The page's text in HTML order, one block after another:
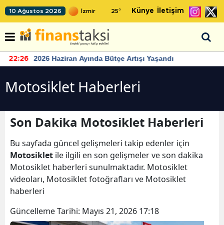
10 Ağustos 2026 25° Künye İletişim
22:26 2026 Haziran Ayında Bütçe Artışı Yaşandı
Motosiklet Haberleri
Son Dakika Motosiklet Haberleri
Bu sayfada güncel gelişmeleri takip edenler için
Motosiklet ile ilgili en son gelişmeler ve son dakika
Motosiklet haberleri sunulmaktadır. Motosiklet
videoları, Motosiklet fotoğrafları ve Motosiklet
haberleri
Güncelleme Tarihi: Mayıs 21, 2026 17:18